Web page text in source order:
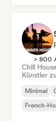
> 800
Chill House
Künstler
Minimal
French-